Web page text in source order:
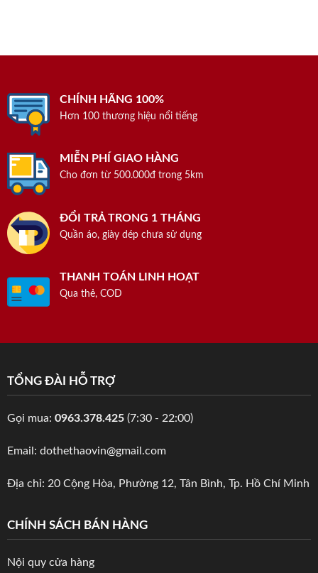
CHÍNH HÃNG 100%
Hơn 100 thương hiệu nổi tiếng
MIỄN PHÍ GIAO HÀNG
Cho đơn từ 500.000đ trong 5km
ĐỔI TRẢ TRONG 1 THÁNG
Quần áo, giày dép chưa sử dụng
THANH TOÁN LINH HOẠT
Qua thẻ, COD
TỔNG ĐÀI HỖ TRỢ
Gọi mua: 0963.378.425(7:30 - 22:00)
Email: dothethaovin@gmail.com
Địa chỉ: 20 Cộng Hòa, Phường 12, Tân Bình, Tp. Hồ Chí Minh
CHÍNH SÁCH BÁN HÀNG
Nội quy cửa hàng